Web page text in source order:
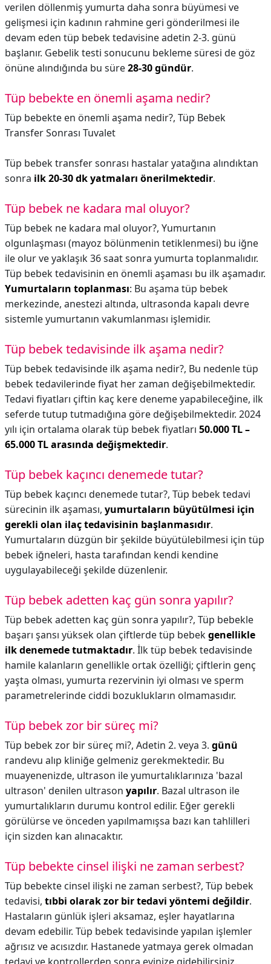
verilen döllenmiş yumurta daha sonra büyümesi ve
gelişmesi için kadının rahmine geri gönderilmesi ile
devam eden tüp bebek tedavisine adetin 2-3. günü
başlanır. Gebelik testi sonucunu bekleme süresi de göz
önüne alındığında bu süre28-30 gündür.
Tüp bebekte en önemli aşama nedir?
Tüp bebekte en önemli aşama nedir?, Tüp Bebek
Transfer Sonrası Tuvalet
Tüp bebek transfer sonrası hastalar yatağına alındıktan
sonra ilk 20-30 dk yatmaları önerilmektedir.
Tüp bebek ne kadara mal oluyor?
Tüp bebek ne kadara mal oluyor?, Yumurtanın
olgunlaşması (mayoz bölünmenin tetiklenmesi) bu iğne
ile olur ve yaklaşık 36 saat sonra yumurta toplanmalıdır.
Tüp bebek tedavisinin en önemli aşaması bu ilk aşamadır.
Yumurtaların toplanması: Bu aşama tüp bebek
merkezinde, anestezi altında, ultrasonda kapalı devre
sistemle yumurtanın vakumlanması işlemidir.
Tüp bebek tedavisinde ilk aşama nedir?
Tüp bebek tedavisinde ilk aşama nedir?, Bu nedenle tüp
bebek tedavilerinde fiyat her zaman değişebilmektedir.
Tedavi fiyatları çiftin kaç kere deneme yapabileceğine, ilk
seferde tutup tutmadığına göre değişebilmektedir. 2024
yılı için ortalama olarak tüp bebek fiyatları 50.000 TL –
65.000 TL arasında değişmektedir.
Tüp bebek kaçıncı denemede tutar?
Tüp bebek kaçıncı denemede tutar?, Tüp bebek tedavi
sürecinin ilk aşaması, yumurtaların büyütülmesi için
gerekli olan ilaç tedavisinin başlanmasıdır.
Yumurtaların düzgün bir şekilde büyütülebilmesi için tüp
bebek iğneleri, hasta tarafından kendi kendine
uygulayabileceği şekilde düzenlenir.
Tüp bebek adetten kaç gün sonra yapılır?
Tüp bebek adetten kaç gün sonra yapılır?, Tüp bebekle
başarı şansı yüksek olan çiftlerde tüp bebekgenellikle
ilk denemede tutmaktadır. İlk tüp bebek tedavisinde
hamile kalanların genellikle ortak özelliği; çiftlerin genç
yaşta olması, yumurta rezervinin iyi olması ve sperm
parametrelerinde ciddi bozuklukların olmamasıdır.
Tüp bebek zor bir süreç mi?
Tüp bebek zor bir süreç mi?, Adetin 2. veya 3. günü
randevu alıp kliniğe gelmeniz gerekmektedir. Bu
muayenenizde, ultrason ile yumurtalıklarınıza 'bazal
ultrason' denilen ultrason yapılır. Bazal ultrason ile
yumurtalıkların durumu kontrol edilir. Eğer gerekli
görülürse ve önceden yapılmamışsa bazı kan tahlilleri
için sizden kan alınacaktır.
Tüp bebekte cinsel ilişki ne zaman serbest?
Tüp bebekte cinsel ilişki ne zaman serbest?, Tüp bebek
tedavisi, tıbbi olarak zor bir tedavi yöntemi değildir.
Hastaların günlük işleri aksamaz, eşler hayatlarına
devam edebilir. Tüp bebek tedavisinde yapılan işlemler
ağrısız ve acısızdır. Hastanede yatmaya gerek olmadan